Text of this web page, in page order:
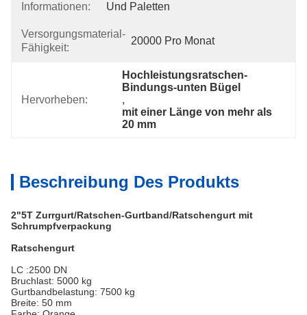
Informationen:
Und Paletten
Versorgungsmaterial-
Fähigkeit:
20000 Pro Monat
Hervorheben:
Hochleistungsratschen-
Bindungs-unten Bügel
,
mit einer Länge von mehr als
20 mm
Beschreibung Des Produkts
2"5T Zurrgurt/Ratschen-Gurtband/Ratschengurt mit
Schrumpfverpackung
Ratschengurt
LC :2500 DN
Bruchlast: 5000 kg
Gurtbandbelastung: 7500 kg
Breite: 50 mm